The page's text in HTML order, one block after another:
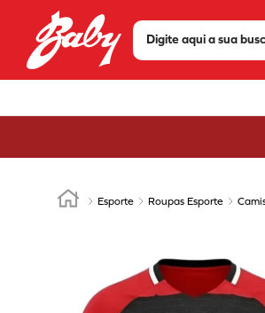
Digite aqui a sua
Esporte Roupas Esporte
TERMOS
4º
6º
modare
7 º
chuteira